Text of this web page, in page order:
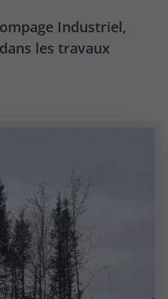
Industriel,
les travaux